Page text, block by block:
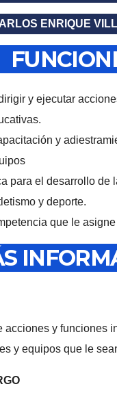
ENRIQUE
y ejecutar
y
para el desarrollo
y deporte.
que le
y funciones
y equipos que le